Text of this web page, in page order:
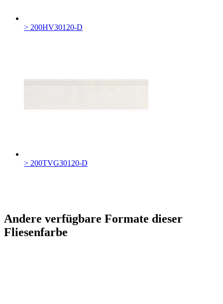
> 200HV30120-D
> 200TVG30120-D
Andere verfügbare Formate dieser
Fliesenfarbe